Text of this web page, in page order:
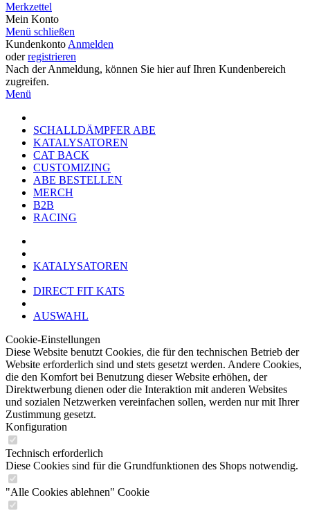
Merkzettel
Mein Konto
Menü schließen
Kundenkonto Anmelden
oderregistrieren
Nach der Anmeldung, können Sie hier auf Ihren Kundenbereich
zugreifen.
Menü
SCHALLDÄMPFER ABE
KATALYSATOREN
CAT BACK
CUSTOMIZING
ABE BESTELLEN
MERCH
B2B
RACING
KATALYSATOREN
DIRECT FIT KATS
AUSWAHL
Cookie-Einstellungen
Diese Website benutzt Cookies, die für den technischen Betrieb der
Website erforderlich sind und stets gesetzt werden. Andere Cookies,
die den Komfort bei Benutzung dieser Website erhöhen, der
Direktwerbung dienen oder die Interaktion mit anderen Websites
und sozialen Netzwerken vereinfachen sollen, werden nur mit Ihrer
Zustimmung gesetzt.
Konfiguration
Technisch erforderlich
Diese Cookies sind für die Grundfunktionen des Shops notwendig.
"Alle Cookies ablehnen" Cookie